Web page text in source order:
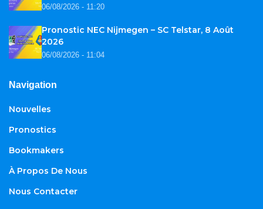
06/08/2026 - 11:20
Pronostic NEC Nijmegen – SC Telstar, 8 Août
2026
06/08/2026 - 11:04
Navigation
Nouvelles
Pronostics
Bookmakers
À Propos De Nous
Nous Contacter